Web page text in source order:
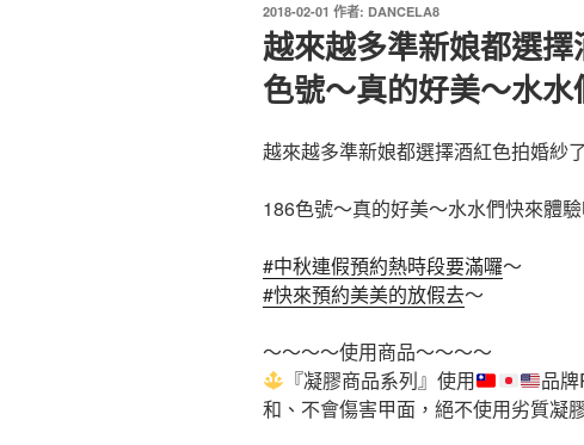
發
佈
於
2018-02-01 作者: DANCELA8
越來越多準新娘都選
色號～真的好美～水
越來越多準新娘都選擇酒紅色拍婚紗
186色號～真的好美～水水們快來體
#中秋連假預約熱時段要滿囉～
#快來預約美美的放假去～
～～～～使用商品～～～～
『凝膠商品系列』使用
品
和、不會傷害甲面，絕不使用劣質凝